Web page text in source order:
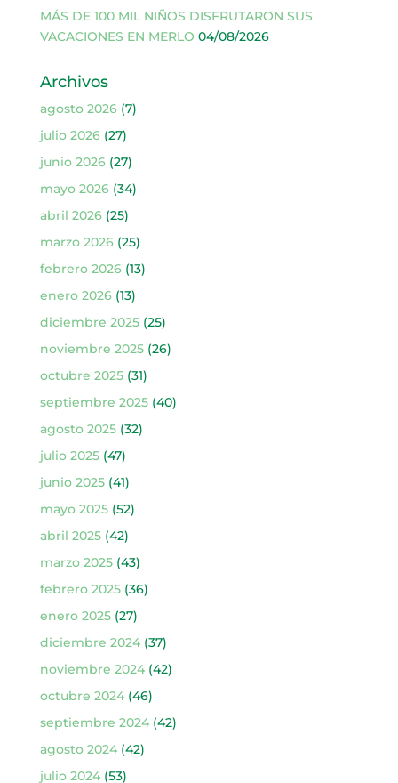
MÁS DE 100 MIL NIÑOS DISFRUTARON SUS
VACACIONES EN MERLO 04/08/2026
Archivos
agosto 2026(7)
julio 2026(27)
junio 2026(27)
mayo 2026(34)
abril 2026(25)
marzo 2026(25)
febrero 2026(13)
enero 2026(13)
diciembre 2025(25)
noviembre 2025(26)
octubre 2025(31)
septiembre 2025(40)
agosto 2025(32)
julio 2025(47)
junio 2025(41)
mayo 2025(52)
abril 2025(42)
marzo 2025(43)
febrero 2025(36)
enero 2025(27)
diciembre 2024(37)
noviembre 2024(42)
octubre 2024(46)
septiembre 2024(42)
agosto 2024(42)
julio 2024(53)